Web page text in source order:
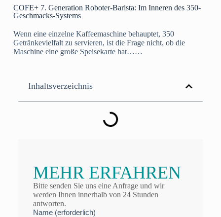
COFE+ 7. Generation Roboter-Barista: Im Inneren des 350-
Geschmacks-Systems
Wenn eine einzelne Kaffeemaschine behauptet, 350
Getränkevielfalt zu servieren, ist die Frage nicht, ob die
Maschine eine große Speisekarte hat……
Inhaltsverzeichnis
MEHR ERFAHREN
Bitte senden Sie uns eine Anfrage und wir
werden Ihnen innerhalb von 24 Stunden
antworten.
Name (erforderlich)